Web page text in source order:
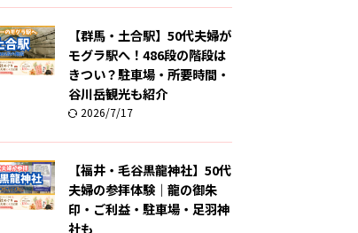
【群馬・土合駅】50代夫婦が
モグラ駅へ！486段の階段は
きつい？駐車場・所要時間・
谷川岳観光も紹介
2026/7/17
【福井・毛谷黒龍神社】50代
夫婦の参拝体験｜龍の御朱
印・ご利益・駐車場・足羽神
社も